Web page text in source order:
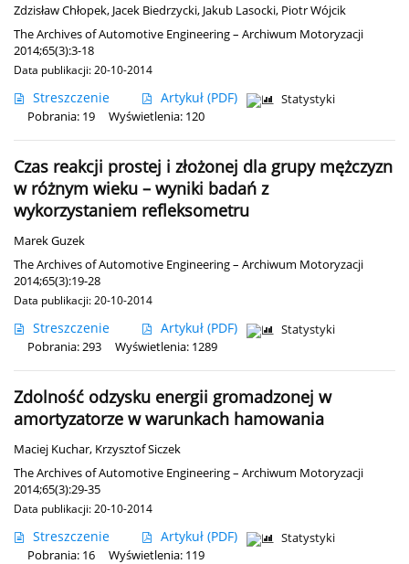
Zdzisław Chłopek, Jacek Biedrzycki, Jakub Lasocki, Piotr Wójcik
The Archives of Automotive Engineering – Archiwum Motoryzacji
2014;65(3):3-18
Data publikacji: 20-10-2014
Streszczenie Artykuł (PDF)
Statystyki
Pobrania: 19
Wyświetlenia: 120
Czas reakcji prostej i złożonej dla grupy mężczyzn
w różnym wieku – wyniki badań z
wykorzystaniem refleksometru
Marek Guzek
The Archives of Automotive Engineering – Archiwum Motoryzacji
2014;65(3):19-28
Data publikacji: 20-10-2014
Streszczenie Artykuł (PDF)
Statystyki
Pobrania: 293
Wyświetlenia: 1289
Zdolność odzysku energii gromadzonej w
amortyzatorze w warunkach hamowania
Maciej Kuchar, Krzysztof Siczek
The Archives of Automotive Engineering – Archiwum Motoryzacji
2014;65(3):29-35
Data publikacji: 20-10-2014
Streszczenie Artykuł (PDF)
Statystyki
Pobrania: 16
Wyświetlenia: 119